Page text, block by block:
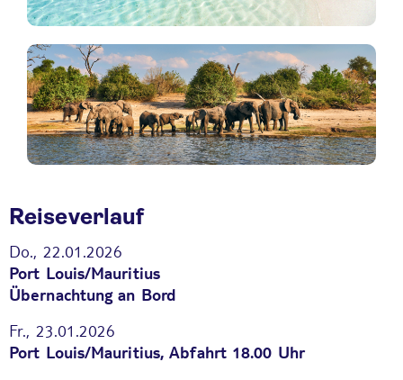
Reiseverlauf
Do., 22.01.2026
Port Louis/Mauritius
Übernachtung an Bord
Fr., 23.01.2026
Port Louis/Mauritius, Abfahrt 18.00 Uhr